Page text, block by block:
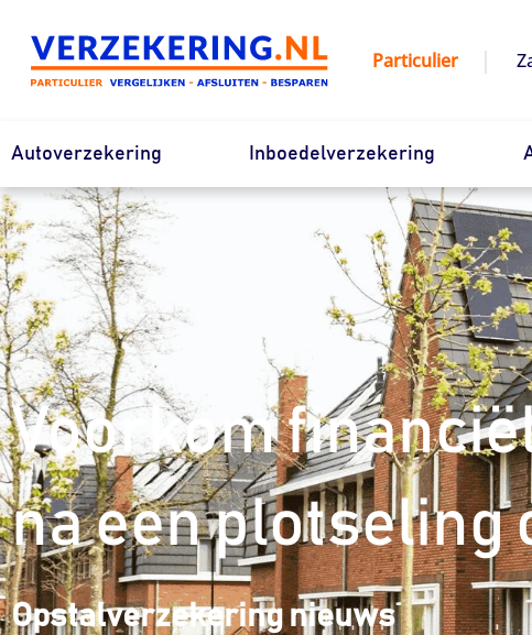
naar
inhoud
Particulier |
Autoverzekering Inboedelverzekering
Voorkom
na een plotseling
Opstalverzekering nieuws